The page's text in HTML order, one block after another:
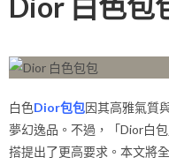
白色Dior包包因其高雅氣質
夢幻逸品。不過，「Dior白
搭提出了更高要求。本文將